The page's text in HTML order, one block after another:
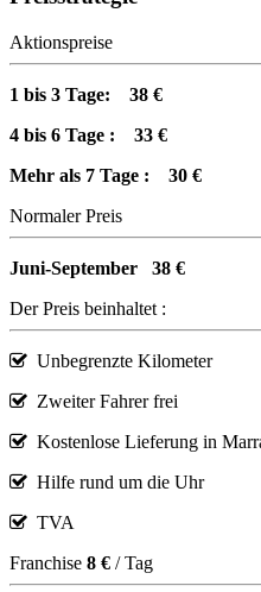
Aktionspreise
1 bis 3 Tage:
38 €
4 bis 6 Tage :
33 €
Mehr als 7 Tage :
30 €
Normaler Preis
Juni-September
38 €
Der Preis beinhaltet :
Unbegrenzte Kilometer
Zweiter Fahrer frei
Kostenlose Lieferung in
Hilfe rund um die Uhr
TVA
Franchise 8 € / Tag